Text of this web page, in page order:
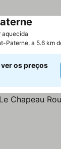
aquecida
Paterne, a 5.6 km
os preços